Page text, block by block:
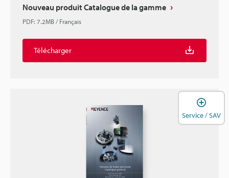
Nouveau produit Catalogue de la gamme
PDF: 7.2MB/Français
Télécharger
Service / SAV